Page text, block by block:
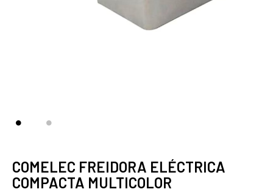
COMELEC FREIDORA ELÉCTRICA
COMPACTA MULTICOLOR